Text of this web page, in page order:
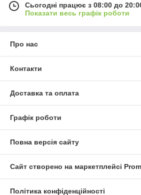
Сьогодні працює з 08:00 до
Показати весь графік роботи
Про нас
Контакти
Доставка та оплата
Графік роботи
Повна версія сайту
Сайт створено на маркетплейсі
Політика конфіденційності